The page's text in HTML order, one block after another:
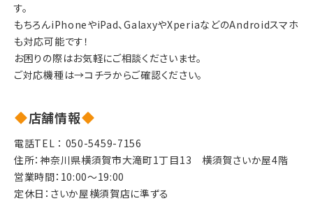
す。
もちろんiPhoneやiPad、GalaxyやXperiaなどのAndroidスマホ
も対応可能です！
お困りの際はお気軽にご相談くださいませ。
ご対応機種は→コチラからご確認ください。
店舗情報
電話TEL ： 050-5459-7156
住所：神奈川県横須賀市大滝町1丁目13　横須賀さいか屋4階
営業時間：10:00～19:00
定休日：さいか屋横須賀店に準ずる